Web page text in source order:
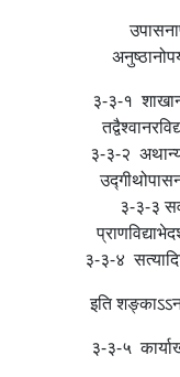
३-३-१
३-३-२
३-३-३
३-३-४
इति
३-३-५